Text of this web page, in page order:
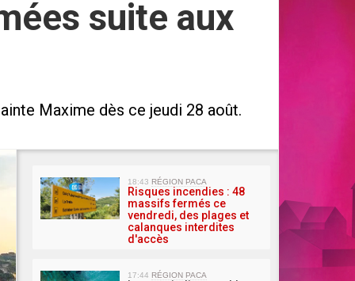
suite aux
Maxime dès ce jeudi 28 août.
18:43 RÉGION PACA
Risques incendies : 48
massifs fermés ce
vendredi, des plages et
calanques interdites
d'accès
17:44 RÉGION PACA